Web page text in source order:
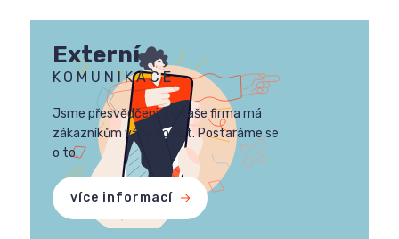
Externí
KOMUNIKACE
Jsme přesvědčeni, že vaše firma má
zákazníkům vždy co říct. Postaráme se
o to.
více informací